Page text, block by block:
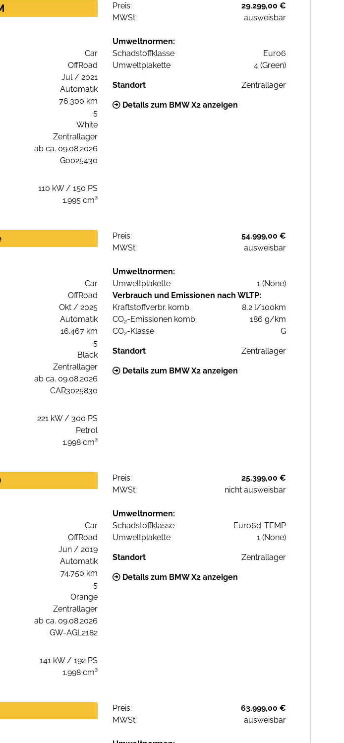
Preis:
29.299,00 €
MWSt:
ausweisbar
Car
OffRoad
Jul / 2021
Automatik
76.300 km
5
White
Zentrallager
ab ca. 09.08.2026
G0025430
110 kW / 150 PS
1.995 cm³
Umweltnormen:
Schadstoffklasse
Euro6
Umweltplakette
4 (Green)
Standort Zentrallager
Details zum BMW X2 anzeigen
Preis:
54.999,00 €
MWSt:
ausweisbar
Car
OffRoad
Okt / 2025
Automatik
16.467 km
5
Black
Zentrallager
ab ca. 09.08.2026
CAR3025830
221 kW / 300 PS
Petrol
1.998 cm³
Umweltnormen:
Umweltplakette
1 (None)
Verbrauch und Emissionen nach WLTP:
Kraftstoffverbr. komb.
8,2 l/100km
CO2-Emissionen komb.
186 g/km
CO2-Klasse G
Standort Zentrallager
Details zum BMW X2 anzeigen
Preis:
25.399,00 €
MWSt:
nicht ausweisbar
Car
OffRoad
Jun / 2019
Automatik
74.750 km
5
Orange
Zentrallager
ab ca. 09.08.2026
GW-AGL2182
141 kW / 192 PS
1.998 cm³
Umweltnormen:
Schadstoffklasse
Euro6d-TEMP
Umweltplakette
1 (None)
Standort Zentrallager
Details zum BMW X2 anzeigen
Preis:
63.999,00 €
MWSt:
ausweisbar